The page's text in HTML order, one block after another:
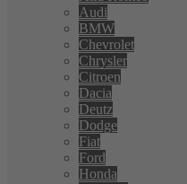
Audi
BMW
Chevrolet
Chrysler
Citroen
Dacia
Deutz
Dodge
Fiat
Ford
Honda